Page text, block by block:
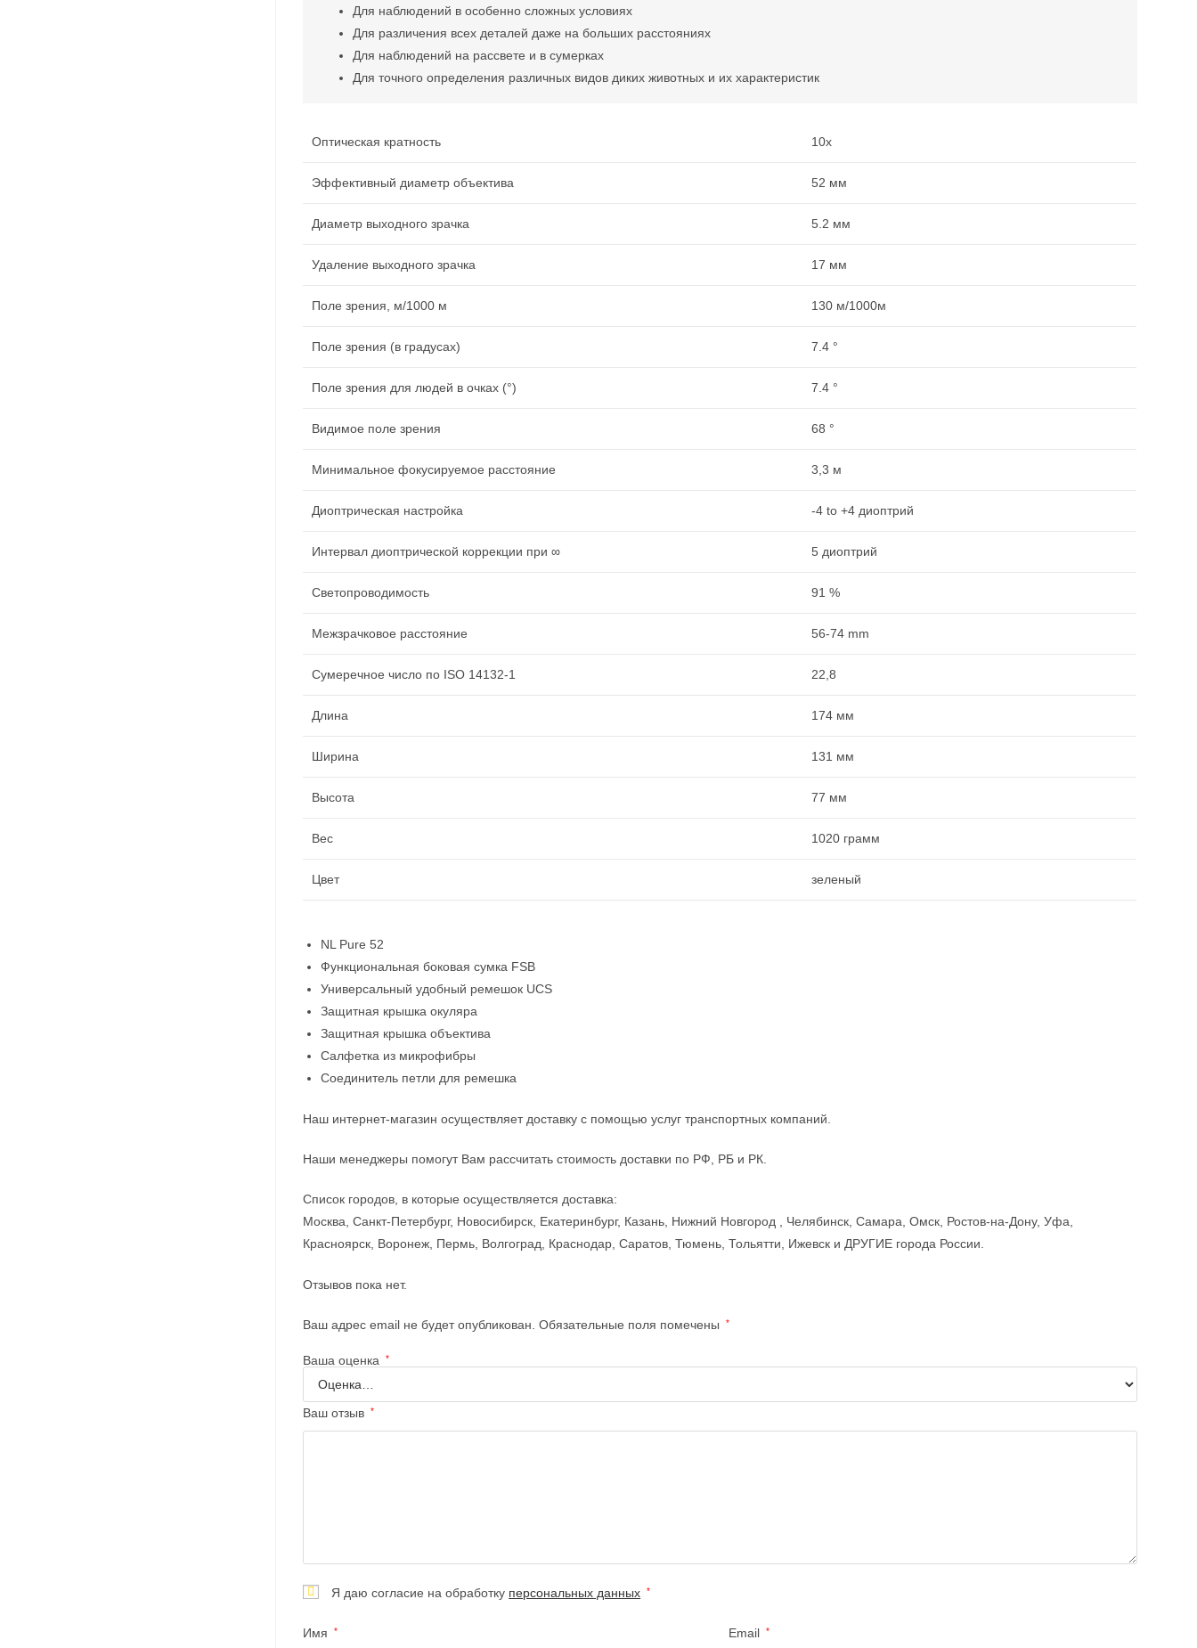
Для наблюдений в особенно сложных условиях
Для различения всех деталей даже на больших расстояниях
Для наблюдений на рассвете и в сумерках
Для точного определения различных видов диких животных и их характеристик
Оптическая кратность 10x
Эффективный диаметр объектива 52 мм
Диаметр выходного зрачка 5.2 мм
Удаление выходного зрачка 17 мм
Поле зрения, м/1000 м 130 м/1000м
Поле зрения (в градусах) 7.4 °
Поле зрения для людей в очках (°) 7.4 °
Видимое поле зрения 68 °
Минимальное фокусируемое расстояние 3,3 м
Диоптрическая настройка -4 to +4 диоптрий
Интервал диоптрической коррекции при ∞ 5 диоптрий
Светопроводимость 91 %
Межзрачковое расстояние 56-74 mm
Сумеречное число по ISO 14132-1 22,8
Длина 174 мм
Ширина 131 мм
Высота 77 мм
Вес 1020 грамм
Цвет зеленый
NL Pure 52
Функциональная боковая сумка FSB
Универсальный удобный ремешок UCS
Защитная крышка окуляра
Защитная крышка объектива
Салфетка из микрофибры
Соединитель петли для ремешка
Наш интернет-магазин осуществляет доставку с помощью услуг транспортных компаний.
Наши менеджеры помогут Вам рассчитать стоимость доставки по РФ, РБ и РК.
Список городов, в которые осуществляется доставка:
Москва, Санкт-Петербург, Новосибирск, Екатеринбург, Казань, Нижний Новгород , Челябинск, Самара, Омск, Ростов-на-Дону, Уфа,
Красноярск, Воронеж, Пермь, Волгоград, Краснодар, Саратов, Тюмень, Тольятти, Ижевск и ДРУГИЕ города России.
Отзывов пока нет.
Ваш адрес email не будет опубликован. Обязательные поля помечены *
Ваша оценка *
Ваш отзыв *
Я даю согласие на обработку персональных данных *
Имя * Email *